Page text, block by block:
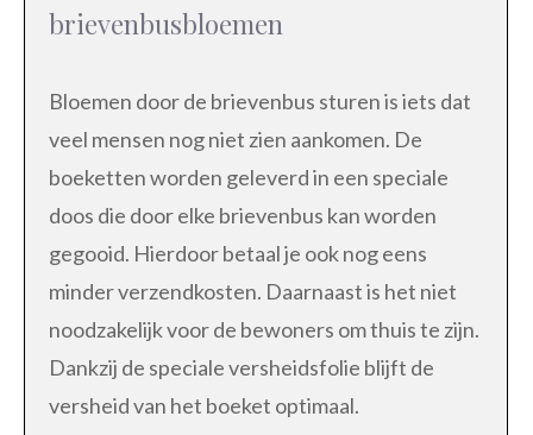
brievenbusbloemen
Bloemen door de brievenbus sturen is iets dat
veel mensen nog niet zien aankomen. De
boeketten worden geleverd in een speciale
doos die door elke brievenbus kan worden
gegooid. Hierdoor betaal je ook nog eens
minder verzendkosten. Daarnaast is het niet
noodzakelijk voor de bewoners om thuis te zijn.
Dankzij de speciale versheidsfolie blijft de
versheid van het boeket optimaal.